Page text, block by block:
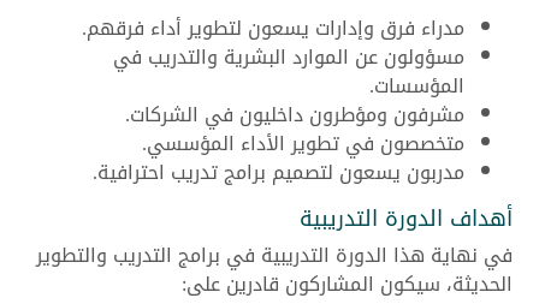
مدراء فرق وإدارات يسعون لتطوير أداء فرقهم.
مسؤولون عن الموارد البشرية والتدريب في
المؤسسات.
مشرفون ومؤطرون داخليون في الشركات.
متخصصون في تطوير الأداء المؤسسي.
مدربون يسعون لتصميم برامج تدريب احترافية.
أهداف الدورة التدريبية
في نهاية هذا الدورة التدريبية في برامج التدريب والتطوير
الحديثة، سيكون المشاركون قادرين على: